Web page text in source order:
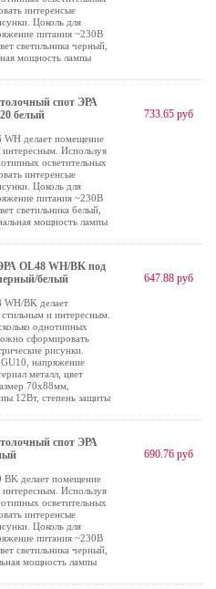
интеренсые
Цоколь для
питания ~230В
светильника черный,
мощность лампы
спот ЭРА
белый
WH делает помещение
интересным. Используя
осветительных
интеренсые
Цоколь для
питания ~230В
светильника белый,
мощность лампы
733.65 руб
OL48 WH/BK под
белый
WH/BK делает
и интересным.
однотипных
сформировать
рисунки.
GU10, напряжение
металл, цвет
70х88мм,
12Вт, степень защиты
647.88 руб
спот ЭРА
BK делает помещение
интересным. Используя
осветительных
интеренсые
Цоколь для
питания ~230В
светильника черный,
мощность лампы
690.76 руб